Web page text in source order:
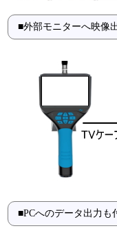
■外部モニターへ映像
■PCへのデータ出力も